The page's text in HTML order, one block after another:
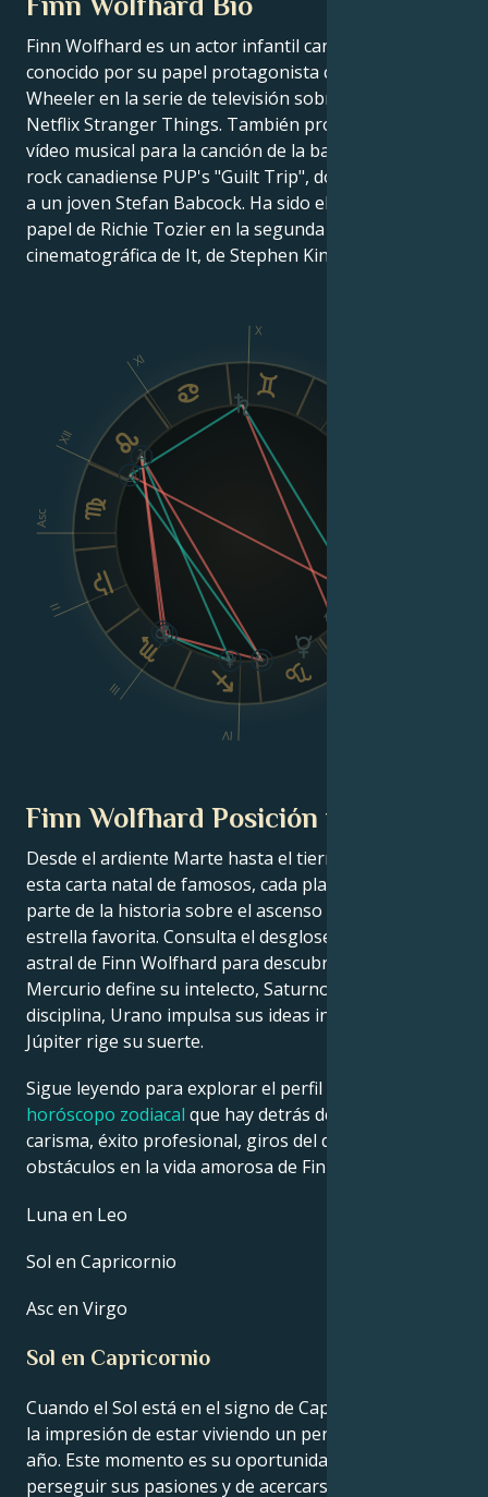
Finn Wolfhard es un actor infantil canadiense. Es más
conocido por su papel protagonista como Mike
Wheeler en la serie de televisión sobrenatural de
Netflix Stranger Things. También protagonizó un
vídeo musical para la canción de la banda de punk
rock canadiense PUP's "Guilt Trip", donde interpretó
a un joven Stefan Babcock. Ha sido elegido para el
papel de Richie Tozier en la segunda adaptación
cinematográfica de It, de Stephen King.
Asc
II
III
IV
X
XI
XII
Finn Wolfhard Posición planetaria
Desde el ardiente Marte hasta el tierno Venus, en
esta carta natal de famosos, cada planeta cuenta su
parte de la historia sobre el ascenso a la fama de tu
estrella favorita. Consulta el desglose de la carta
astral de Finn Wolfhard para descubrir cómo
Mercurio define su intelecto, Saturno da forma a su
disciplina, Urano impulsa sus ideas innovadoras y
Júpiter rige su suerte.
Sigue leyendo para explorar el perfil detallado del
horóscopo zodiacal que hay detrás del talento,
carisma, éxito profesional, giros del destino y
obstáculos en la vida amorosa de Finn Wolfhard.
Luna en Leo
Sol en Capricornio
Asc en Virgo
Sol en Capricornio
Cuando el Sol está en el signo de Capricornio, tienes
la impresión de estar viviendo un periodo único del
año. Este momento es su oportunidad de brillar, de
perseguir sus pasiones y de acercarse a la